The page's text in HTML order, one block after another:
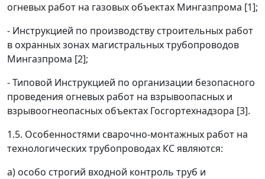
огневых работ на газовых объектах Мингазпрома [1];
- Инструкцией по производству строительных работ
в охранных зонах магистральных трубопроводов
Мингазпрома [2];
- Типовой Инструкцией по организации безопасного
проведения огневых работ на взрывоопасных и
взрывоогнеопасных объектах Госгортехнадзора [3].
1.5. Особенностями сварочно-монтажных работ на
технологических трубопроводах КС являются:
а) особо строгий входной контроль труб и